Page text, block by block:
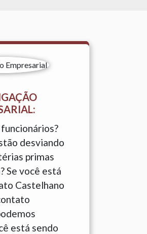
desviando
primas
Se você está
Castelhano
está sendo